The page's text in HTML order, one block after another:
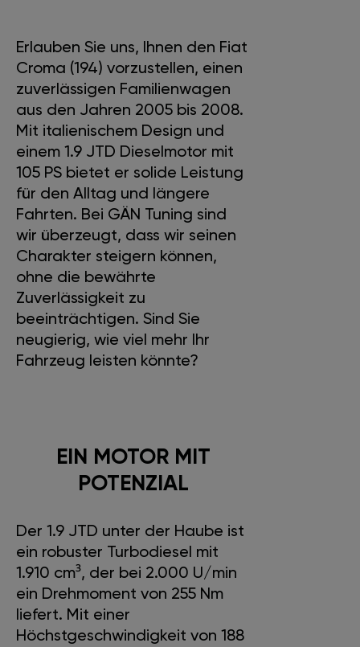
Erlauben Sie uns, Ihnen den Fiat
Croma (194) vorzustellen, einen
zuverlässigen Familienwagen
aus den Jahren 2005 bis 2008.
Mit italienischem Design und
einem 1.9 JTD Dieselmotor mit
105 PS bietet er solide Leistung
für den Alltag und längere
Fahrten. Bei GÄN Tuning sind
wir überzeugt, dass wir seinen
Charakter steigern können,
ohne die bewährte
Zuverlässigkeit zu
beeinträchtigen. Sind Sie
neugierig, wie viel mehr Ihr
Fahrzeug leisten könnte?
EIN MOTOR MIT
POTENZIAL
Der 1.9 JTD unter der Haube ist
ein robuster Turbodiesel mit
1.910 cm³, der bei 2.000 U/min
ein Drehmoment von 255 Nm
liefert. Mit einer
Höchstgeschwindigkeit von 188